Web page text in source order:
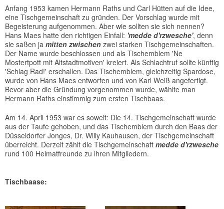
Anfang 1953 kamen Hermann Raths und Carl Hütten auf die Idee,
eine Tischgemeinschaft zu gründen. Der Vorschlag wurde mit
Begeisterung aufgenommen. Aber wie sollten sie sich nennen?
Hans Maes hatte den richtigen Einfall: 'medde d'rzwesche', denn
sie saßen ja mitten zwischen zwei starken Tischgemeinschaften.
Der Name wurde beschlossen und als Tischemblem 'Ne
Mostertpott mit Altstadtmotiven' kreiert. Als Schlachtruf sollte künftig
'Schlag Rad!' erschallen. Das Tischemblem, gleichzeitig Spardose,
wurde von Hans Maes entworfen und von Karl Weiß angefertigt.
Bevor aber die Gründung vorgenommen wurde, wählte man
Hermann Raths einstimmig zum ersten Tischbaas.
Am 14. April 1953 war es soweit: Die 14. Tischgemeinschaft wurde
aus der Taufe gehoben, und das Tischemblem durch den Baas der
Düsseldorfer Jonges, Dr. Willy Kauhausen, der Tischgemeinschaft
überreicht. Derzeit zählt die Tischgemeinschaft medde d'rzwesche
rund 100 Heimatfreunde zu ihren Mitgliedern.
Tischbaase: